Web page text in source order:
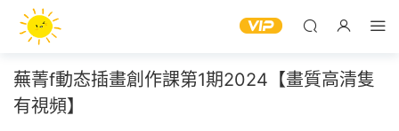
蕪菁f動态插畫創作課第1期2024【畫質高清隻
有視頻】